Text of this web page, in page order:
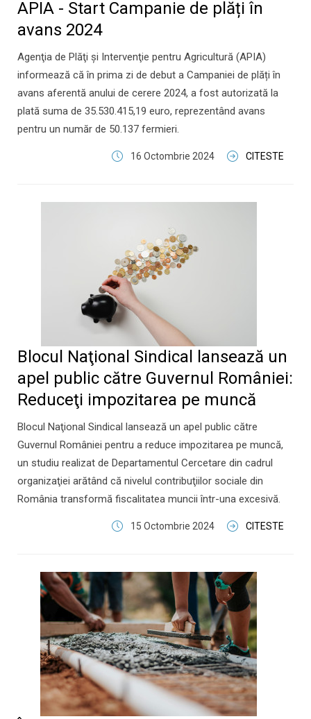
APIA - Start Campanie de plăți în
avans 2024
Agenţia de Plăţi şi Intervenţie pentru Agricultură (APIA)
informează că în prima zi de debut a Campaniei de plăți în
avans aferentă anului de cerere 2024, a fost autorizată la
plată suma de 35.530.415,19 euro, reprezentând avans
pentru un număr de 50.137 fermieri.
16 Octombrie 2024 CITESTE
Blocul Naţional Sindical lansează un
apel public către Guvernul României:
Reduceţi impozitarea pe muncă
Blocul Naţional Sindical lansează un apel public către
Guvernul României pentru a reduce impozitarea pe muncă,
un studiu realizat de Departamentul Cercetare din cadrul
organizaţiei arătând că nivelul contribuţiilor sociale din
România transformă fiscalitatea muncii într-una excesivă.
15 Octombrie 2024 CITESTE